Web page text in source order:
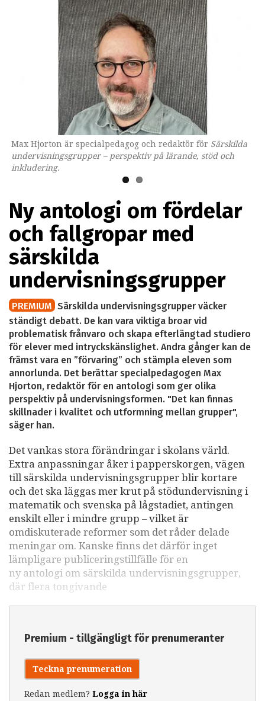
Max Hjorton är specialpedagog och redaktör för Särskilda
undervisningsgrupper – perspektiv på lärande, stöd och
inkludering.
Omslaget till boken som ges ut av Lärarförlaget.
Ny antologi om fördelar
och fallgropar med
särskilda
undervisningsgrupper
PREMIUM Särskilda undervisningsgrupper väcker
ständigt debatt. De kan vara viktiga broar vid
problematisk frånvaro och skapa efterlängtad studiero
för elever med intryckskänslighet. Andra gånger kan de
främst vara en ”förvaring” och stämpla eleven som
annorlunda. Det berättar specialpedagogen Max
Hjorton, redaktör för en antologi som ger olika
perspektiv på undervisningsformen. "Det kan finnas
skillnader i kvalitet och utformning mellan grupper",
säger han.
Det vankas stora förändringar i skolans värld.
Extra anpassningar åker i papperskorgen, vägen
till särskilda undervisningsgrupper blir kortare
och det ska läggas mer krut på stödundervisning i
matematik och svenska på lågstadiet, antingen
enskilt eller i mindre grupp – vilket är
omdiskuterade reformer som det råder delade
meningar om. Kanske finns det därför inget
lämpligare publiceringstillfälle för en
ny antologi om särskilda undervisningsgrupper,
där flera tongivande
Premium - tillgängligt för prenumeranter
Teckna prenumeration
Redan medlem? Logga in här